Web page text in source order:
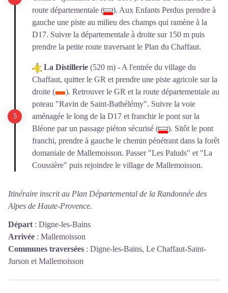
route départementale (
). Aux Enfants Perdus prendre à
gauche une piste au milieu des champs qui ramène à la
D17. Suivre la départementale à droite sur 150 m puis
prendre la petite route traversant le Plan du Chaffaut.
La Distillerie (520 m) - A l'entrée du village du
Chaffaut, quitter le GR et prendre une piste agricole sur la
droite (
). Retrouver le GR et la route départementale au
poteau "Ravin de Saint-Bathélémy". Suivre la voie
aménagée le long de la D17 et franchir le pont sur la
Bléone par un passage piéton sécurisé (
). Sitôt le pont
franchi, prendre à gauche le chemin pénétrant dans la forêt
domaniale de Mallemoisson. Passer "Les Paluds" et "La
Coussière" puis rejoindre le village de Mallemoisson.
Itinéraire inscrit au Plan Départemental de la Randonnée des
Alpes de Haute-Provence.
Départ : Digne-les-Bains
Arrivée : Mallemoisson
Communes traversées : Digne-les-Bains, Le Chaffaut-Saint-
Jurson et Mallemoisson